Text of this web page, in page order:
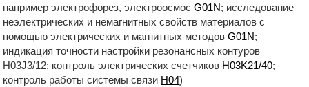
например электрофорез, электроосмосG01N; исследование
неэлектрических и немагнитных свойств материалов с
помощью электрических и магнитных методовG01N;
индикация точности настройки резонансных контуров
H03J3/12; контроль электрических счетчиков H03K21/40;
контроль работы системы связи H04)